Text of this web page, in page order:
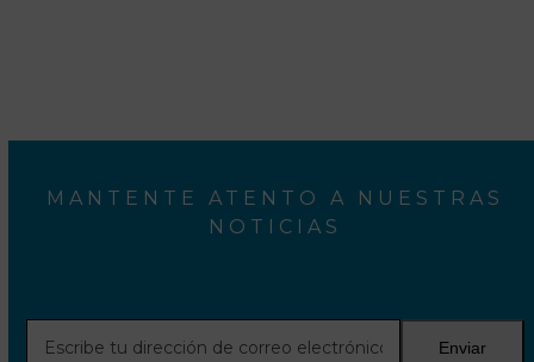
MANTENTE ATENTO A NUESTRAS
NOTICIAS
Enviar